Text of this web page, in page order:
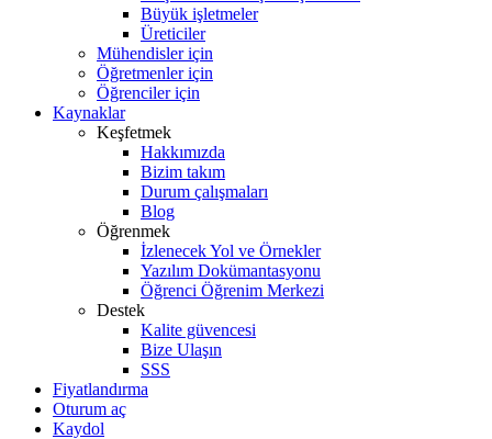
Büyük işletmeler
Üreticiler
Mühendisler için
Öğretmenler için
Öğrenciler için
Kaynaklar
Keşfetmek
Hakkımızda
Bizim takım
Durum çalışmaları
Blog
Öğrenmek
İzlenecek Yol ve Örnekler
Yazılım Dokümantasyonu
Öğrenci Öğrenim Merkezi
Destek
Kalite güvencesi
Bize Ulaşın
SSS
Fiyatlandırma
Oturum aç
Kaydol